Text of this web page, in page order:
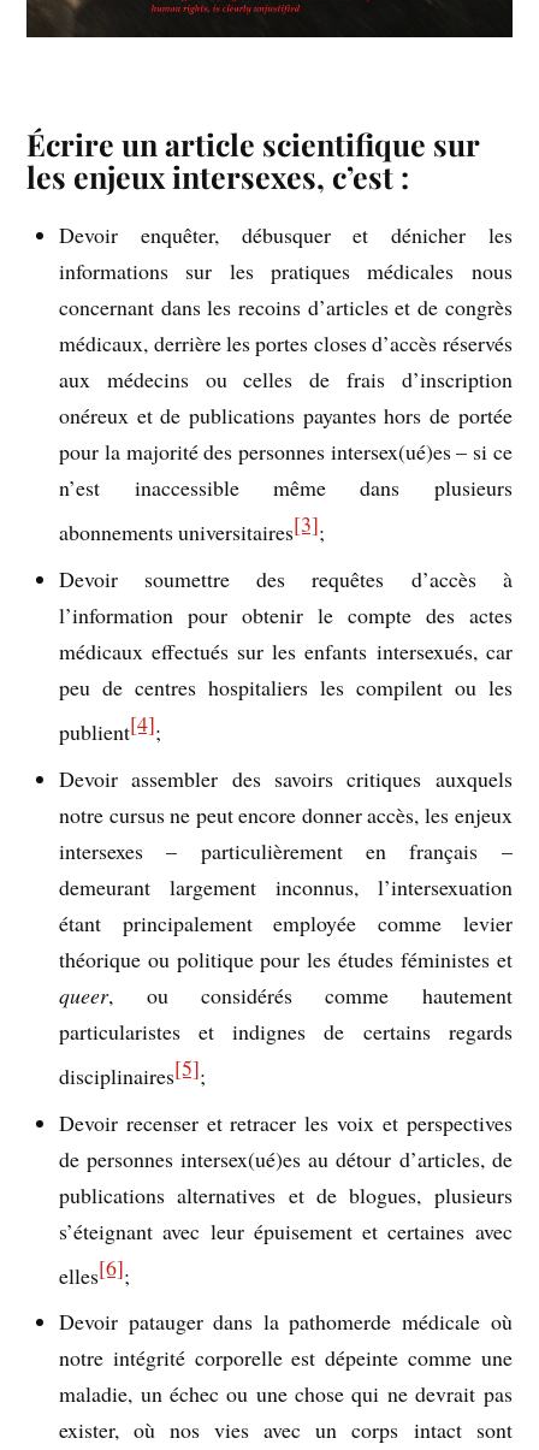
Écrire un article scientifique sur
les enjeux intersexes, c’est :
Devoir enquêter, débusquer et dénicher les
informations sur les pratiques médicales nous
concernant dans les recoins d’articles et de congrès
médicaux, derrière les portes closes d’accès réservés
aux médecins ou celles de frais d’inscription
onéreux et de publications payantes hors de portée
pour la majorité des personnes intersex(ué)es – si ce
n’est inaccessible même dans plusieurs
abonnements universitaires[3];
Devoir soumettre des requêtes d’accès à
l’information pour obtenir le compte des actes
médicaux effectués sur les enfants intersexués, car
peu de centres hospitaliers les compilent ou les
publient[4];
Devoir assembler des savoirs critiques auxquels
notre cursus ne peut encore donner accès, les enjeux
intersexes – particulièrement en français –
demeurant largement inconnus, l’intersexuation
étant principalement employée comme levier
théorique ou politique pour les études féministes et
queer, ou considérés comme hautement
particularistes et indignes de certains regards
disciplinaires[5];
Devoir recenser et retracer les voix et perspectives
de personnes intersex(ué)es au détour d’articles, de
publications alternatives et de blogues, plusieurs
s’éteignant avec leur épuisement et certaines avec
elles[6];
Devoir patauger dans la pathomerde médicale où
notre intégrité corporelle est dépeinte comme une
maladie, un échec ou une chose qui ne devrait pas
exister, où nos vies avec un corps intact sont